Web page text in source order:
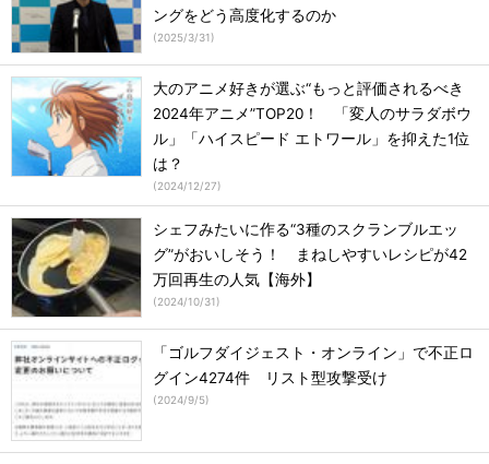
ングをどう高度化するのか
(2025/3/31)
大のアニメ好きが選ぶ“もっと評価されるべき
2024年アニメ”TOP20！ 「変人のサラダボウ
ル」「ハイスピード エトワール」を抑えた1位
は？
(2024/12/27)
シェフみたいに作る“3種のスクランブルエッ
グ”がおいしそう！ まねしやすいレシピが42
万回再生の人気【海外】
(2024/10/31)
「ゴルフダイジェスト・オンライン」で不正ロ
グイン4274件 リスト型攻撃受け
(2024/9/5)